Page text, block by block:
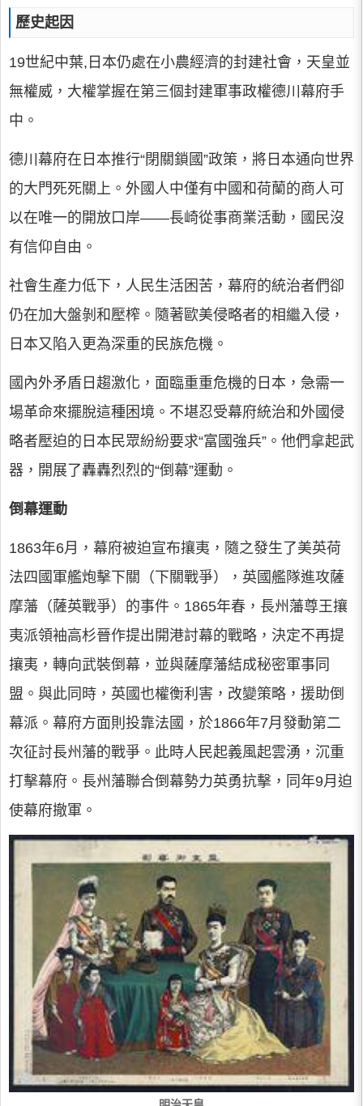
歷史起因
19世紀中葉,日本仍處在小農經濟的封建社會，天皇並
無權威，大權掌握在第三個封建軍事政權德川幕府手
中。
德川幕府在日本推行“閉關鎖國”政策，將日本通向世界
的大門死死關上。外國人中僅有中國和荷蘭的商人可
以在唯一的開放口岸——長崎從事商業活動，國民沒
有信仰自由。
社會生產力低下，人民生活困苦，幕府的統治者們卻
仍在加大盤剝和壓榨。隨著歐美侵略者的相繼入侵，
日本又陷入更為深重的民族危機。
國內外矛盾日趨激化，面臨重重危機的日本，急需一
場革命來擺脫這種困境。不堪忍受幕府統治和外國侵
略者壓迫的日本民眾紛紛要求“富國強兵”。他們拿起武
器，開展了轟轟烈烈的“倒幕”運動。
倒幕運動
1863年6月，幕府被迫宣布攘夷，隨之發生了美英荷
法四國軍艦炮擊下關（下關戰爭），英國艦隊進攻薩
摩藩（薩英戰爭）的事件。1865年春，長州藩尊王攘
夷派領袖高杉晉作提出開港討幕的戰略，決定不再提
攘夷，轉向武裝倒幕，並與薩摩藩結成秘密軍事同
盟。與此同時，英國也權衡利害，改變策略，援助倒
幕派。幕府方面則投靠法國，於1866年7月發動第二
次征討長州藩的戰爭。此時人民起義風起雲湧，沉重
打擊幕府。長州藩聯合倒幕勢力英勇抗擊，同年9月迫
使幕府撤軍。